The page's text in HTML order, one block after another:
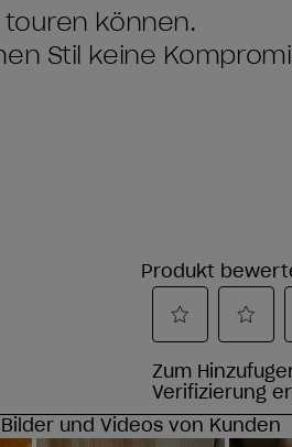
können.
Stil keine